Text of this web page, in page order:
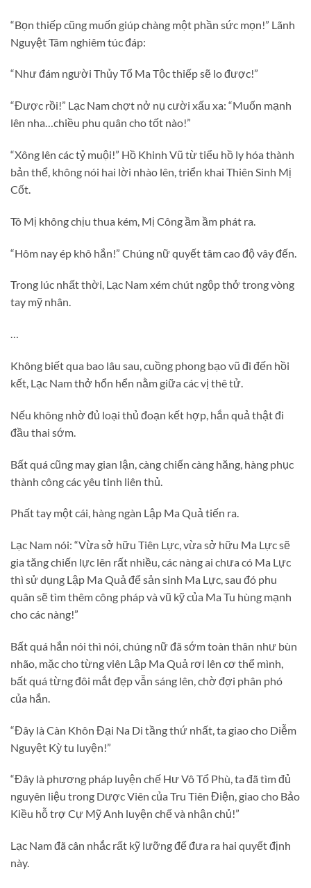
“Bọn thiếp cũng muốn giúp chàng một phần sức mọn!” Lãnh
Nguyệt Tâm nghiêm túc đáp:
“Như đám người Thủy Tổ Ma Tộc thiếp sẽ lo được!”
“Được rồi!” Lạc Nam chợt nở nụ cười xấu xa: “Muốn mạnh
lên nha…chiều phu quân cho tốt nào!”
“Xông lên các tỷ muội!” Hồ Khinh Vũ từ tiểu hồ ly hóa thành
bản thể, không nói hai lời nhào lên, triển khai Thiên Sinh Mị
Cốt.
Tô Mị không chịu thua kém, Mị Công ầm ầm phát ra.
“Hôm nay ép khô hắn!” Chúng nữ quyết tâm cao độ vây đến.
Trong lúc nhất thời, Lạc Nam xém chút ngộp thở trong vòng
tay mỹ nhân.
…
Không biết qua bao lâu sau, cuồng phong bạo vũ đi đến hồi
kết, Lạc Nam thở hổn hển nằm giữa các vị thê tử.
Nếu không nhờ đủ loại thủ đoạn kết hợp, hắn quả thật đi
đầu thai sớm.
Bất quá cũng may gian lận, càng chiến càng hăng, hàng phục
thành công các yêu tinh liên thủ.
Phất tay một cái, hàng ngàn Lập Ma Quả tiến ra.
Lạc Nam nói: “Vừa sở hữu Tiên Lực, vừa sở hữu Ma Lực sẽ
gia tăng chiến lực lên rất nhiều, các nàng ai chưa có Ma Lực
thì sử dụng Lập Ma Quả để sản sinh Ma Lực, sau đó phu
quân sẽ tìm thêm công pháp và vũ kỹ của Ma Tu hùng mạnh
cho các nàng!”
Bất quá hắn nói thì nói, chúng nữ đã sớm toàn thân như bùn
nhão, mặc cho từng viên Lập Ma Quả rơi lên cơ thể mình,
bất quá từng đôi mắt đẹp vẫn sáng lên, chờ đợi phân phó
của hắn.
“Đây là Càn Khôn Đại Na Di tầng thứ nhất, ta giao cho Diễm
Nguyệt Kỳ tu luyện!”
“Đây là phương pháp luyện chế Hư Vô Tổ Phù, ta đã tìm đủ
nguyên liệu trong Dược Viên của Tru Tiên Điện, giao cho Bảo
Kiều hỗ trợ Cự Mỹ Anh luyện chế và nhận chủ!”
Lạc Nam đã cân nhắc rất kỹ lưỡng để đưa ra hai quyết định
này.